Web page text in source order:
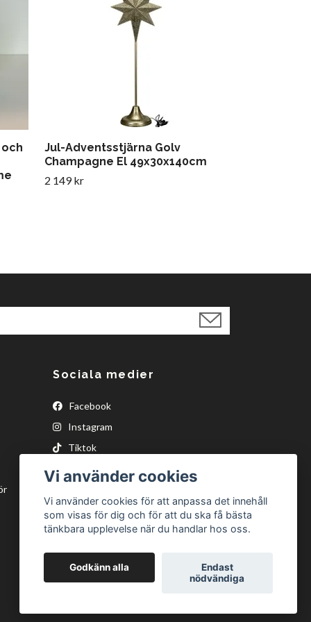
och
Jul-Adventsstjärna Golv
Champagne El 49x30x140cm
2 149 kr
Sociala medier
Facebook
Instagram
Tiktok
Vi använder cookies
Vi använder cookies för att anpassa det innehåll
som visas för dig och för att du ska få bästa
tänkbara upplevelse när du handlar hos oss.
Godkänn alla
Endast
nödvändiga